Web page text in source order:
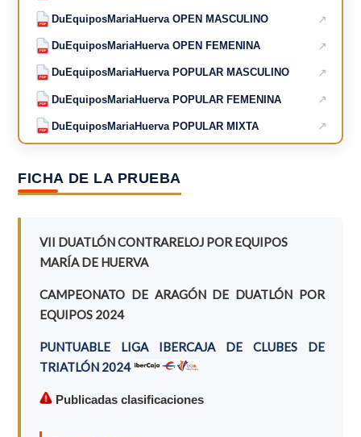
PDF DuEquiposMariaHuerva OPEN MASCULINO ↗
PDF DuEquiposMariaHuerva OPEN FEMENINA ↗
PDF DuEquiposMariaHuerva POPULAR MASCULINO ↗
PDF DuEquiposMariaHuerva POPULAR FEMENINA ↗
PDF DuEquiposMariaHuerva POPULAR MIXTA ↗
FICHA DE LA PRUEBA
VII DUATLÓN CONTRARELOJ POR EQUIPOS
MARÍA DE HUERVA
CAMPEONATO DE ARAGÓN DE DUATLÓN POR
EQUIPOS 2024
PUNTUABLE LIGA IBERCAJA DE CLUBES DE
TRIATLÓN 2024
Publicadas clasificaciones